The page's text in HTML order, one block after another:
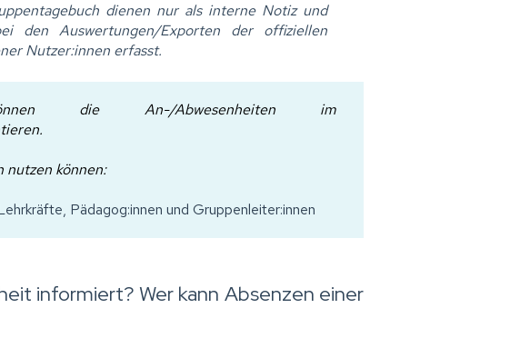
dienen nur als interne Notiz und
den Auswertungen/Exporten der offiziellen
Nutzer:innen erfasst.
können die An-/Abwesenheiten im
nutzen können:
Pädagog:innen und Gruppenleiter:innen
informiert? Wer kann Absenzen einer